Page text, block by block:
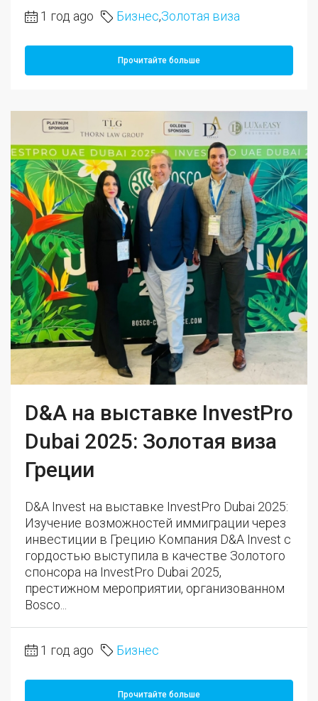
1 год ago Бизнес,Золотая виза
Прочитайте больше
D&A на выставке InvestPro
Dubai 2025: Золотая виза
Греции
D&A Invest на выставке InvestPro Dubai 2025:
Изучение возможностей иммиграции через
инвестиции в Грецию Компания D&A Invest с
гордостью выступила в качестве Золотого
спонсора на InvestPro Dubai 2025,
престижном мероприятии, организованном
Bosco...
1 год ago Бизнес
Прочитайте больше